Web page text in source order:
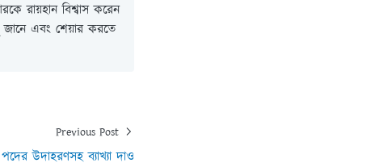
রায়হান বিশ্বাস করেন
জানে এবং শেয়ার করতে
Previous Post
উদাহরণসহ ব্যাখ্যা দাও